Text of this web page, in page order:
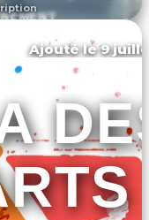
Ajouté le 9